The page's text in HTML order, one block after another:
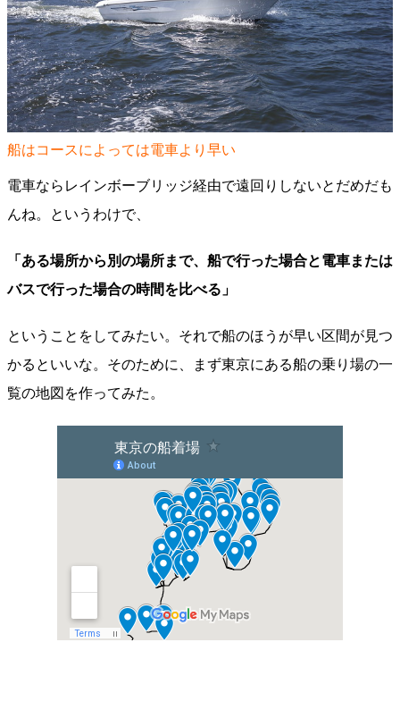
船はコースによっては電車より早い
電車ならレインボーブリッジ経由で遠回りしないとだめだも
んね。というわけで、
「ある場所から別の場所まで、船で行った場合と電車または
バスで行った場合の時間を比べる」
ということをしてみたい。それで船のほうが早い区間が見つ
かるといいな。そのために、まず東京にある船の乗り場の一
覧の地図を作ってみた。